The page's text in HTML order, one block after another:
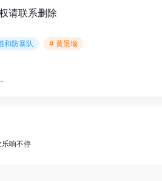
请联系删除
和防暴队 # 黄景瑜
乐响不停